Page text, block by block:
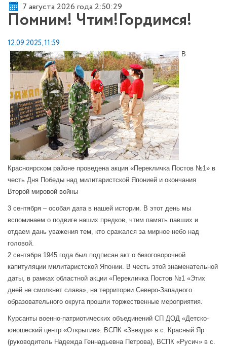
7 августа 2026 года 2:50:30
Помним! Чтим!Гордимся!
12.09.2025, 11:59
В
Красноярском районе проведена акция «Перекличка Постов №1» в
честь Дня Победы над милитаристской Японией и окончания
Второй мировой войны
3 сентября – особая дата в нашей истории. В этот день мы
вспоминаем о подвиге наших предков, чтим память павших и
отдаем дань уважения тем, кто сражался за мирное небо над
головой.
2 сентября 1945 года был подписан акт о безоговорочной
капитуляции милитаристской Японии. В честь этой знаменательной
даты, в рамках областной акции «Перекличка Постов №1 «Этих
дней не смолкнет слава», на территории Северо-Западного
образовательного округа прошли торжественные мероприятия.
Курсанты военно-патриотических объединений СП ДОД «Детско-
юношеский центр «Открытие»: ВСПК «Звезда» в с. Красный Яр
(руководитель Надежда Геннадьевна Петрова), ВСПК «Русич» в с.